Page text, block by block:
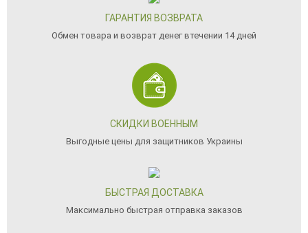
ГАРАНТИЯ ВОЗВРАТА
Обмен товара и возврат денег втечении 14 дней
СКИДКИ ВОЕННЫМ
Выгодные цены для защитников Украины
БЫСТРАЯ ДОСТАВКА
Максимально быстрая отправка заказов